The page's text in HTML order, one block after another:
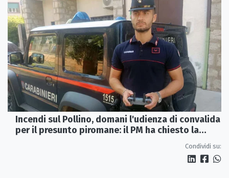
Incendi sul Pollino, domani l'udienza di convalida
per il presunto piromane: il PM ha chiesto la
Condividi su: